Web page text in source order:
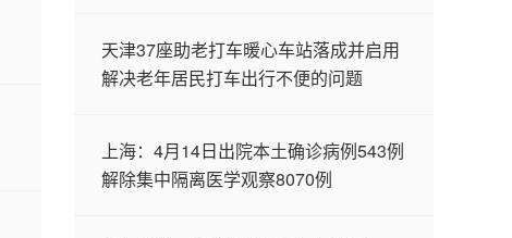
天津37座助老打车暖心车站落成并启用
解决老年居民打车出行不便的问题
上海：4月14日出院本土确诊病例543例
解除集中隔离医学观察8070例